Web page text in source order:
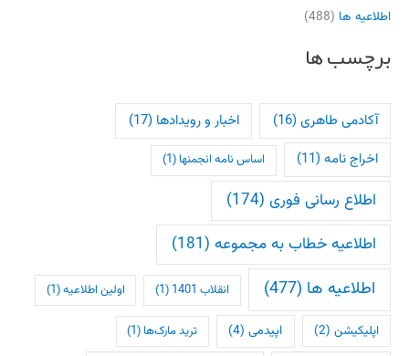
اطلاعیه ها (488)
برچسب ها
آکادمی طاهری(16) اخبار و رویدادها (17)
اخراج نامه (11) اساس نامه انجمنها (1)
اطلاع رسانی فوری (174)
اطلاعیه خطاب به مجموعه (181)
اطلاعیه ها (477) انقلاب 1401 (1) اولین اطلاعیه(1)
اپلیکیشن (2) اپیدمی(4) ترید مارک‌ها (1)